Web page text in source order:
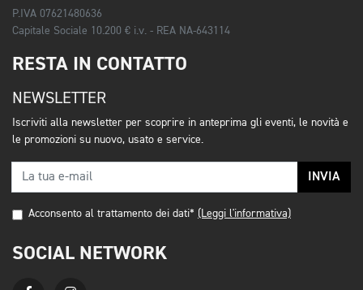
P.IVA 07621480636
Capitale Sociale 10.200 € i.v. - REA NA-643114
RESTA IN CONTATTO
NEWSLETTER
Iscriviti alla newsletter per scoprire in anteprima gli eventi, le novità e
le promozioni su nuovo, usato e service.
INVIA
Acconsento al trattamento dei dati* (Leggi l'informativa)
SOCIAL NETWORK